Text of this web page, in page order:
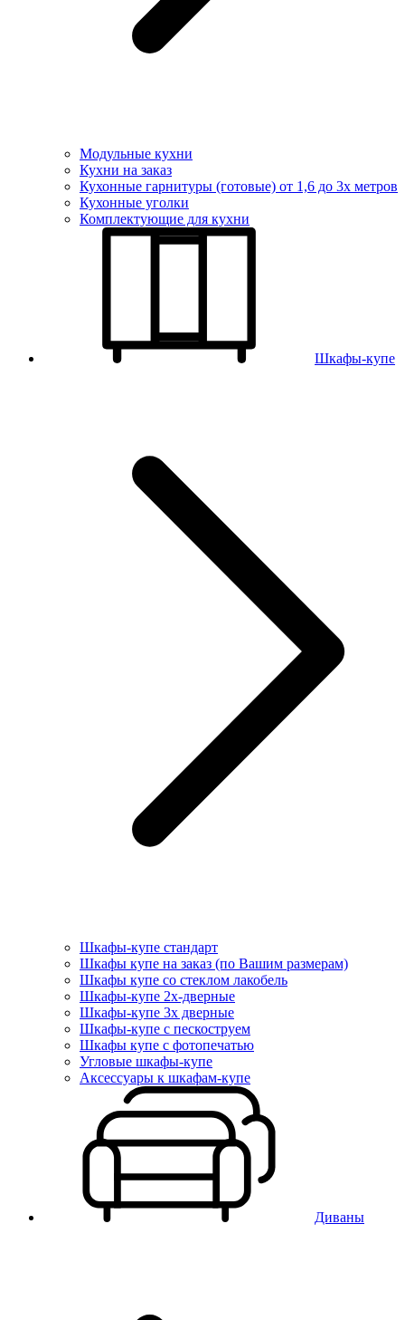
Модульные кухни
Кухни на заказ
Кухонные гарнитуры (готовые) от 1,6 до 3х метров
Кухонные уголки
Комплектующие для кухни
Шкафы-купе
Шкафы-купе стандарт
Шкафы купе на заказ (по Вашим размерам)
Шкафы купе со стеклом лакобель
Шкафы-купе 2х-дверные
Шкафы-купе 3х дверные
Шкафы-купе с пескоструем
Шкафы купе с фотопечатью
Угловые шкафы-купе
Аксессуары к шкафам-купе
Диваны